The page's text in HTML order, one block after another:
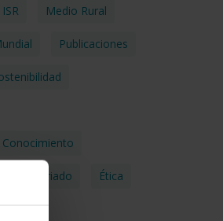
ISR Medio Rural
Publicaciones
Voluntariado Ética